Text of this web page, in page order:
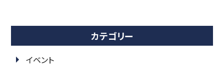
カテゴリー
イベント